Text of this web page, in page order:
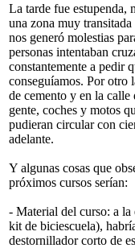
La tarde fue estupenda,
una zona muy
nos generó molestias
personas intentaban
constantemente a pedir
conseguíamos. Por otro
de cemento y en la calle
gente, coches y motos
pudieran circular con
adelante.
Y algunas cosas que
próximos cursos serían:
- Material del curso: a la
kit de biciescuela),
destornillador corto de